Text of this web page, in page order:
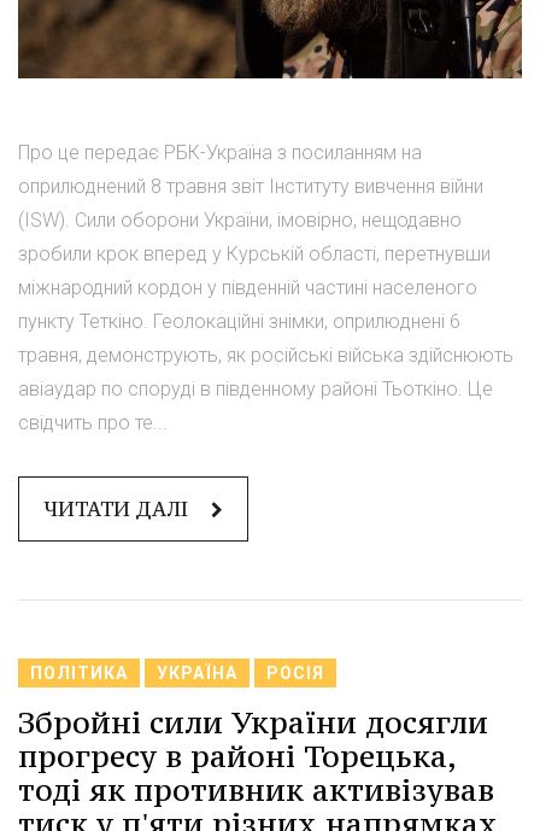
Про це передає РБК-Україна з посиланням на
оприлюднений 8 травня звіт Інституту вивчення війни
(ISW). Сили оборони України, імовірно, нещодавно
зробили крок вперед у Курській області, перетнувши
міжнародний кордон у південній частині населеного
пункту Теткіно. Геолокаційні знімки, оприлюднені 6
травня, демонструють, як російські війська здійснюють
авіаудар по споруді в південному районі Тьоткіно. Це
свідчить про те...
ЧИТАТИ ДАЛІ
ПОЛІТИКА УКРАЇНА РОСІЯ
Збройні сили України досягли
прогресу в районі Торецька,
тоді як противник активізував